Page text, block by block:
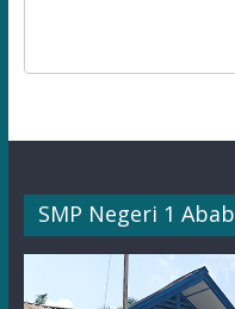
SMP Negeri 1 Abab